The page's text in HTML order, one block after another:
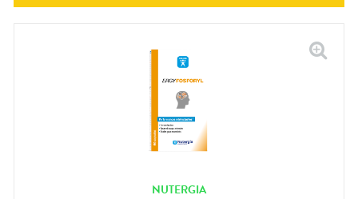
NUTERGIA